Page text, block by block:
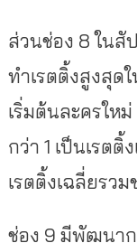
ส่วนช่อง 8 ในสั
ทำเรตติ้งสูงสุด
เริ่มต้นละครให
กว่า 1 เป็นเรต
เรตติ้งเฉลี่ยรว
ช่อง 9 มีพัฒนาก